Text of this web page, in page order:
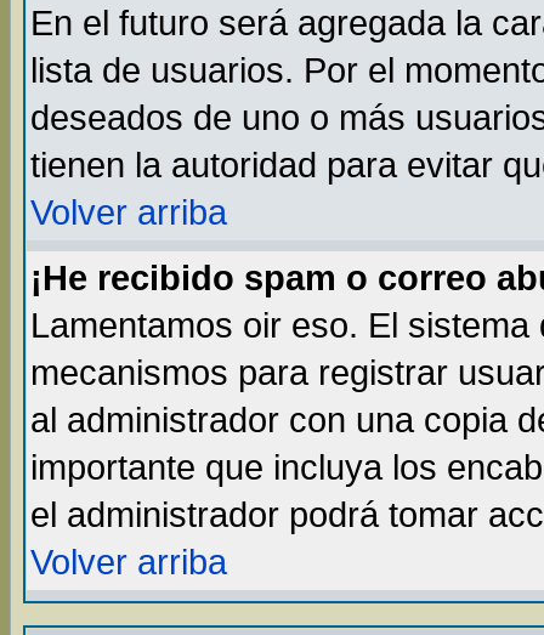
En el futuro será agregada la
lista de usuarios. Por el
deseados de uno o más
tienen la autoridad para evitar
Volver arriba
¡He recibido spam o correo
Lamentamos oir eso. El
mecanismos para registrar
al administrador con una copia
importante que incluya los
el administrador podrá tomar
Volver arriba